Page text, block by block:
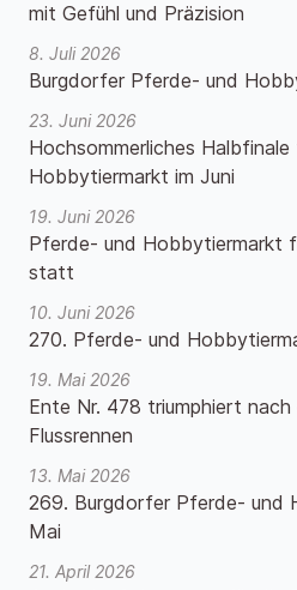
mit Gefühl und Präzision
8. Juli 2026
Burgdorfer Pferde- und
23. Juni 2026
Hochsommerliches
Hobbytiermarkt im Juni
19. Juni 2026
Pferde- und Hobbytiermarkt
statt
10. Juni 2026
270. Pferde- und
19. Mai 2026
Ente Nr. 478 triumphiert
Flussrennen
13. Mai 2026
269. Burgdorfer Pferde- und
Mai
21. April 2026